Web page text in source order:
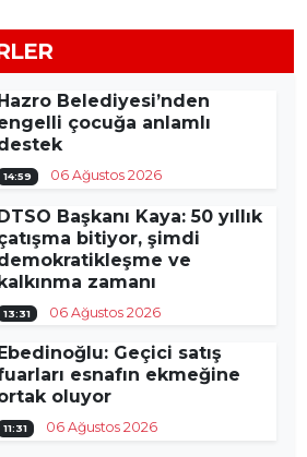
Hazro Belediyesi’nden
çocuğa anlamlı
14:59 06 Ağustos 2026
Başkanı Kaya: 50 yıllık
bitiyor, şimdi
ve
zamanı
13:31 06 Ağustos 2026
Ebedinoğlu: Geçici satış
esnafın ekmeğine
oluyor
11:31 06 Ağustos 2026